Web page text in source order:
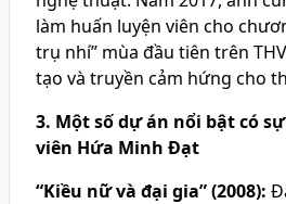
làm huấn luyện viên cho
trụ nhí” mùa đầu tiên trên
tạo và truyền cảm hứng cho
3. Một số dự án nổi bật có
viên Hứa Minh Đạt
“Kiều nữ và đại gia” (2008):